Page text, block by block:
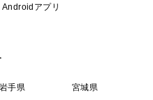
Androidアプリ
岩手県
宮城県